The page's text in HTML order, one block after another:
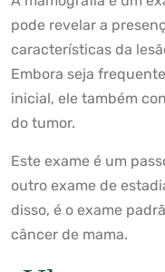
pode revelar a
características da
Embora seja
inicial, ele também
do tumor.
Este exame é um
outro exame de
disso, é o exame
câncer de mama.